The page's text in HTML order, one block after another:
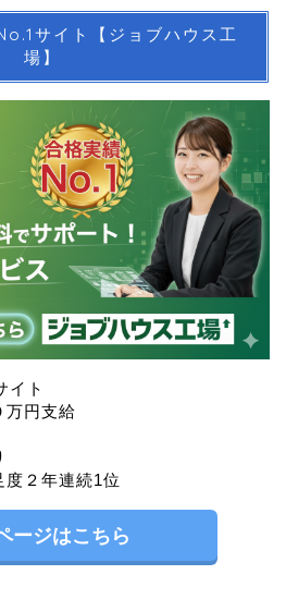
サイト【ジョブハウス工
場】
イト
万円支給
度２年連続1位
ージはこちら